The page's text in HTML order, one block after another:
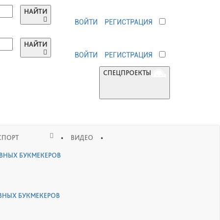
НАЙТИ
ВОЙТИ
РЕГИСТРАЦИЯ
НАЙТИ
ВОЙТИ
РЕГИСТРАЦИЯ
СПЕЦПРОЕКТЫ
БУКМЕКЕРОВ
БУКМЕКЕРОВ
• ВИДЕО •